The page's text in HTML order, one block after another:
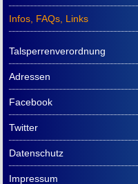
Infos, FAQs, Links
Talsperrenverordnung
Adressen
Facebook
Twitter
Datenschutz
Impressum